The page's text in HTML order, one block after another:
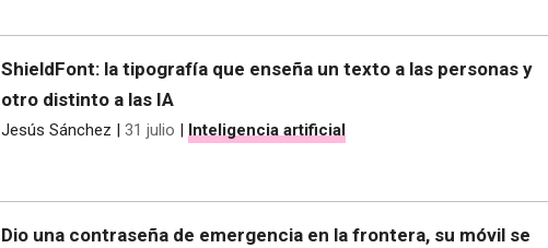
ShieldFont: la tipografía que enseña un texto a las personas y
otro distinto a las IA
Jesús Sánchez | 31 julio | Inteligencia artificial
Dio una contraseña de emergencia en la frontera, su móvil se